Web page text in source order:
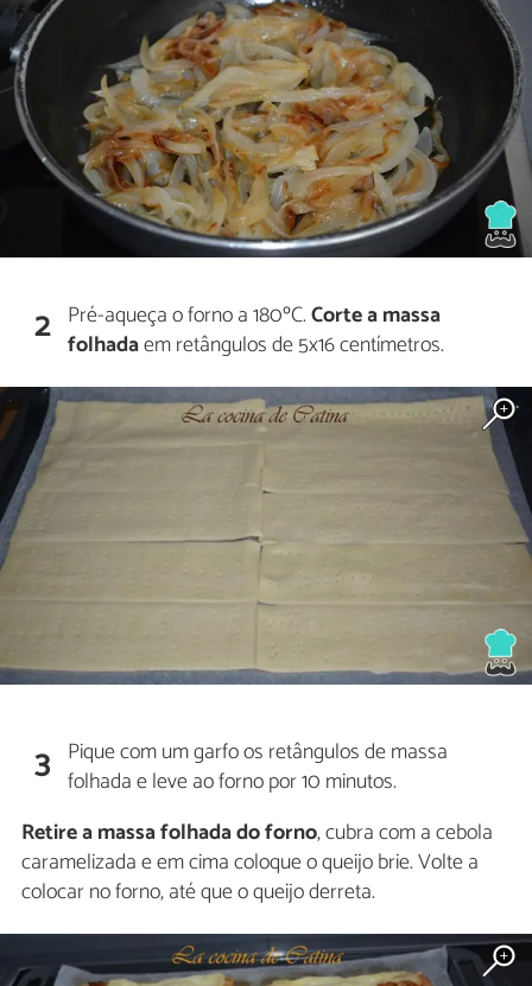
2 Pré-aqueça o forno a 180ºC.Corte a massa
folhadaem retângulos de 5x16 centímetros.
3 Pique com um garfo os retângulos de massa
folhada e leve ao forno por 10 minutos.
Retire a massa folhada do forno, cubra com a cebola
caramelizada e em cima coloque o queijo brie. Volte a
colocar no forno, até que o queijo derreta.